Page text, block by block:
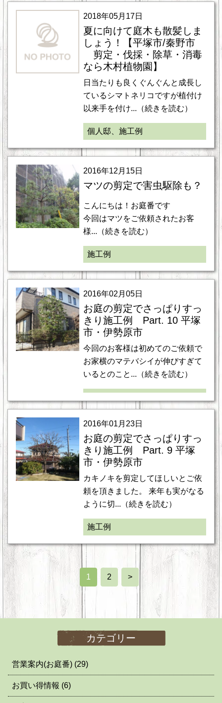
2018年05月17日
夏に向けて庭木も散髪しま
しょう！【平塚市/秦野市
剪定・伐採・除草・消毒
なら木村植物園】
日当たりも良くぐんぐんと成長し
ているシマトネリコですが植付け
以来手を付け...（続きを読む）
個人邸、施工例
2016年12月15日
マツの剪定で害虫駆除も？
こんにちは！お庭番です
今回はマツをご依頼されたお客
様...（続きを読む）
施工例
2016年02月05日
お庭の剪定でさっぱりすっ
きり施工例 Part. 10 平塚
市・伊勢原市
今回のお客様は初めてのご依頼で
お家横のマテバシイが伸びすぎて
いるとのこと...（続きを読む）
2016年01月23日
お庭の剪定でさっぱりすっ
きり施工例 Part. 9 平塚
市・伊勢原市
カキノキを剪定してほしいとご依
頼を頂きました。 来年も実がなる
ように切...（続きを読む）
施工例
1 2 >
カテゴリー
営業案内(お庭番) (29)
お買い得情報 (6)